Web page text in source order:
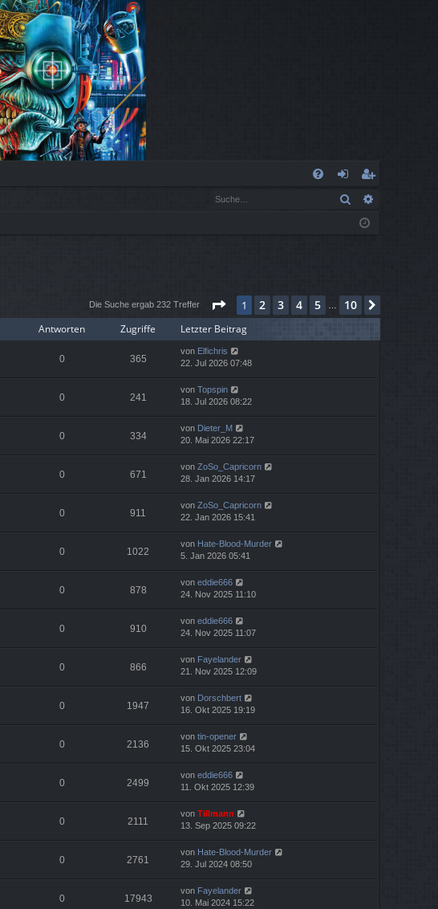
n
n
eg
ist
n
Suche
Die Suche ergab 232 Treffer Seite 1von 10
1 2 3 4 5 … 10
Antworten Zugriffe Letzter Beitrag
0 365
von Elfichris
22. Jul 2026 07:48
0 241
von Topspin
18. Jul 2026 08:22
0 334
von Dieter_M
20. Mai 2026 22:17
0 671
von ZoSo_Capricorn
28. Jan 2026 14:17
0 911
von ZoSo_Capricorn
22. Jan 2026 15:41
0 1022
von Hate-Blood-Murder
5. Jan 2026 05:41
0 878
von eddie666
24. Nov 2025 11:10
0 910
von eddie666
24. Nov 2025 11:07
0 866
von Fayelander
21. Nov 2025 12:09
0 1947
von Dorschbert
16. Okt 2025 19:19
0 2136
von tin-opener
15. Okt 2025 23:04
0 2499
von eddie666
11. Okt 2025 12:39
0 2111
von Tillmann
13. Sep 2025 09:22
0 2761
von Hate-Blood-Murder
29. Jul 2024 08:50
0 17943
von Fayelander
10. Mai 2024 15:22